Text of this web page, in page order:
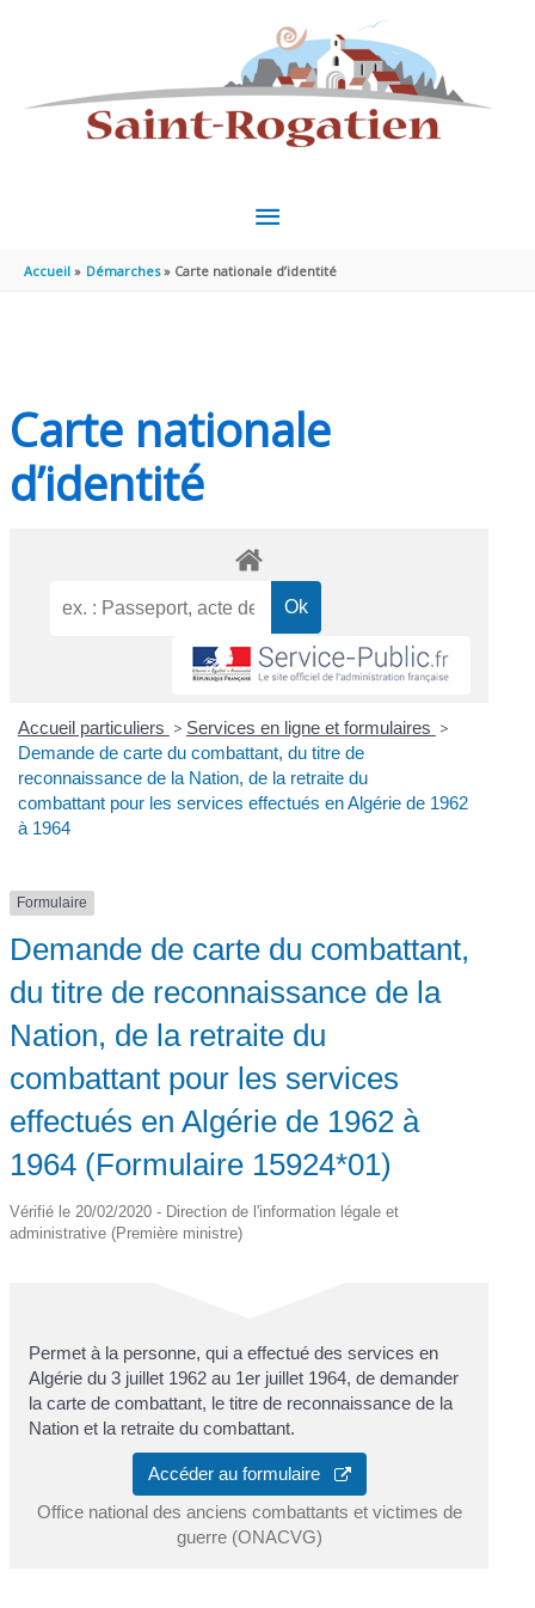
MENU
PRINCIPAL
Accueil Démarches Carte nationale d’identité
Carte nationale
d’identité
Accueil particuliers > Services en ligne et formulaires >
Demande de carte du combattant, du titre de
reconnaissance de la Nation, de la retraite du
combattant pour les services effectués en Algérie de 1962
à 1964
Formulaire
Demande de carte du combattant,
du titre de reconnaissance de la
Nation, de la retraite du
combattant pour les services
effectués en Algérie de 1962 à
1964 (Formulaire 15924*01)
Vérifié le 20/02/2020 - Direction de l'information légale et
administrative (Première ministre)
Permet à la personne, qui a effectué des services en
Algérie du 3 juillet 1962 au 1er juillet 1964, de demander
la carte de combattant, le titre de reconnaissance de la
Nation et la retraite du combattant.
Accéder au formulaire
Office national des anciens combattants et victimes de
guerre (ONACVG)